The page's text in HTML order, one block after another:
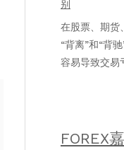
别
在股票、期货
“背离”和“背
容易导致交易
FOREX